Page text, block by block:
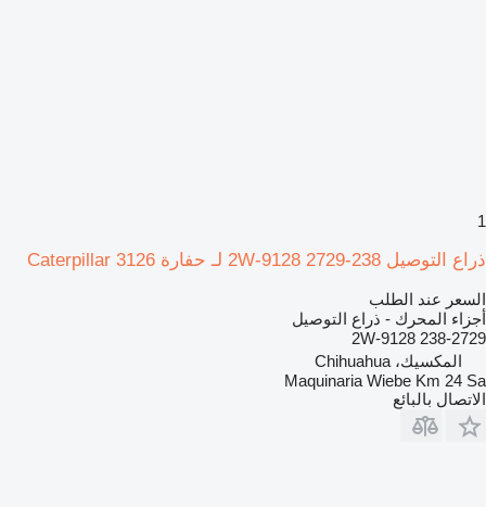
1
ذراع التوصيل 238-2729 2W-9128 لـ حفارة Caterpillar 3126
السعر عند الطلب
أجزاء المحرك - ذراع التوصيل
238-2729 2W-9128
المكسيك، Chihuahua
Maquinaria Wiebe Km 24 Sa
الاتصال بالبائع